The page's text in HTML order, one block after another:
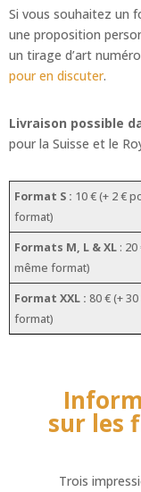
blanc
de
l’Himalaya
2
Si vous souhaitez un
une proposition
un tirage d’art
pour en discuter.
Livraison possible
pour la Suisse et le
Format S : 10 € (+ 2 €
format)
Formats M, L & XL :
même format)
Format XXL : 80 € (+
format)
sur les
Trois